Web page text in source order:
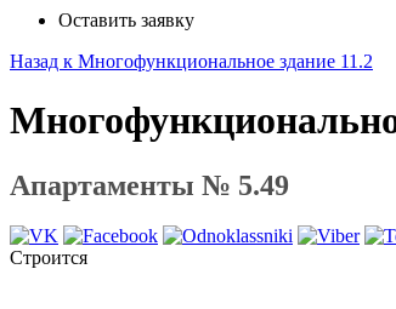
Оставить заявку
Назад к Многофункциональное здание 11.2
Апартаменты № 5.49
Строится